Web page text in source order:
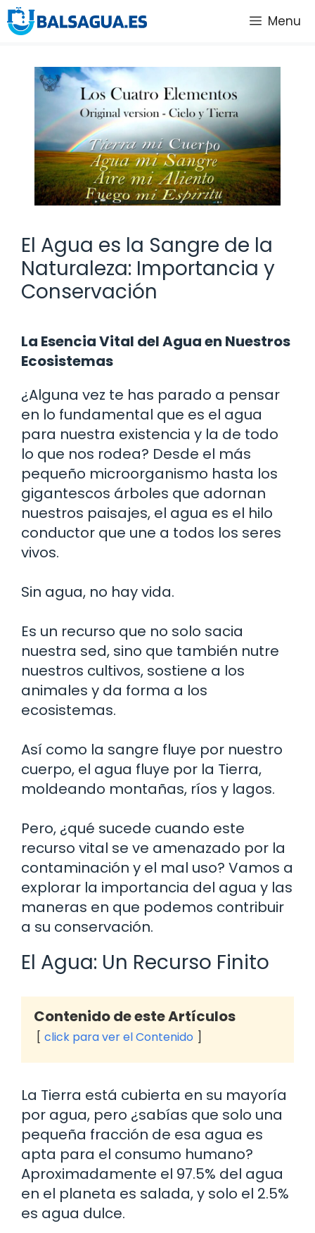
Saltar
al
Menu
El Agua es la Sangre de la
Naturaleza: Importancia y
Conservación
La Esencia Vital del Agua en Nuestros
Ecosistemas
¿Alguna vez te has parado a pensar
en lo fundamental que es el agua
para nuestra existencia y la de todo
lo que nos rodea? Desde el más
pequeño microorganismo hasta los
gigantescos árboles que adornan
nuestros paisajes, el agua es el hilo
conductor que une a todos los seres
vivos.
Sin agua, no hay vida.
Es un recurso que no solo sacia
nuestra sed, sino que también nutre
nuestros cultivos, sostiene a los
animales y da forma a los
ecosistemas.
Así como la sangre fluye por nuestro
cuerpo, el agua fluye por la Tierra,
moldeando montañas, ríos y lagos.
Pero, ¿qué sucede cuando este
recurso vital se ve amenazado por la
contaminación y el mal uso? Vamos a
explorar la importancia del agua y las
maneras en que podemos contribuir
a su conservación.
El Agua: Un Recurso Finito
Contenido de este Artículos
click para ver el Contenido
La Tierra está cubierta en su mayoría
por agua, pero ¿sabías que solo una
pequeña fracción de esa agua es
apta para el consumo humano?
Aproximadamente el 97.5% del agua
en el planeta es salada, y solo el 2.5%
es agua dulce.